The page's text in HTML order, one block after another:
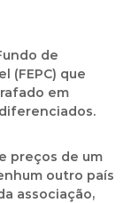
de
(FEPC) que
em
preços de um
outro país
associação,